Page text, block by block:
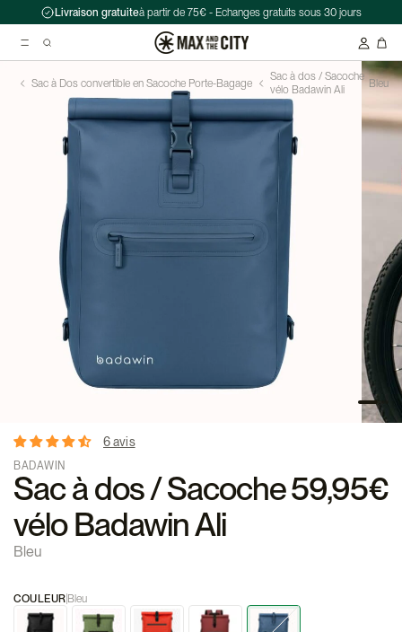
Livraison gratuiteà partir de 75€ - Echanges gratuits sous 30 jours
Recherche suggérées
Antivol chaîne Kryptonite Evolution Series 4 1090 - 90 cm
Double sacoche Porte-Bagage - Ortlieb - Back-Roller Classic
Sac à Dos convertible en Sacoche Porte-Bagage
Sac à dos / Sacoche
vélo Badawin Ali
Bleu
6 avis
BADAWIN
Sac à dos / Sacoche
vélo Badawin Ali
Bleu
59,95€
COULEUR Bleu